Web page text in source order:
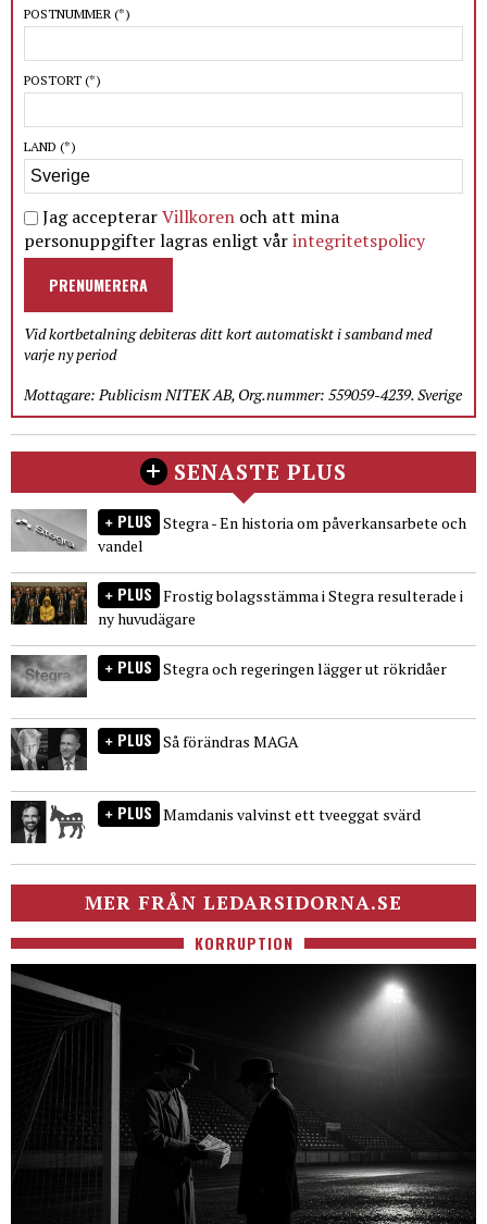
POSTNUMMER (*)
POSTORT (*)
LAND (*)
Jag accepterarVillkoren och att mina
personuppgifter lagras enligt vårintegritetspolicy
PRENUMERERA
Vid kortbetalning debiteras ditt kort automatiskt i samband med
varje ny period
Mottagare: Publicism NITEK AB, Org.nummer: 559059-4239. Sverige
SENASTE PLUS
PLUS Stegra - En historia om påverkansarbete och
vandel
PLUS Frostig bolagsstämma i Stegra resulterade i
ny huvudägare
PLUS Stegra och regeringen lägger ut rökridåer
PLUS Så förändras MAGA
PLUS Mamdanis valvinst ett tveeggat svärd
MER FRÅN LEDARSIDORNA.SE
KORRUPTION